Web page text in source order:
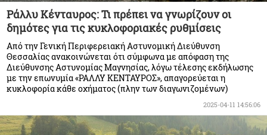
Ράλλυ Κένταυρος: Τι πρέπει να γνωρίζουν οι
δημότες για τις κυκλοφοριακές ρυθμίσεις
Από την Γενική Περιφερειακή Αστυνομική Διεύθυνση
Θεσσαλίας ανακοινώνεται ότι σύμφωνα με απόφαση της
Διεύθυνσης Αστυνομίας Μαγνησίας, λόγω τέλεσης εκδήλωσης
με την επωνυμία «ΡΑΛΛΥ ΚΕΝΤΑΥΡΟΣ», απαγορεύεται η
κυκλοφορία κάθε οχήματος (πλην των διαγωνιζομένων)
2025-04-11 14:56:06